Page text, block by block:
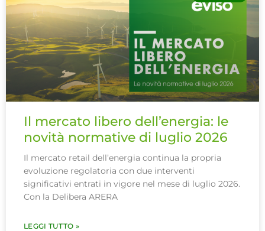
Il mercato libero dell’energia: le
novità normative di luglio 2026
Il mercato retail dell’energia continua la propria
evoluzione regolatoria con due interventi
significativi entrati in vigore nel mese di luglio 2026.
Con la Delibera ARERA
LEGGI TUTTO »